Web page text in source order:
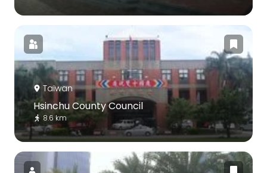
Taïwan
Hsinchu County Council
8.6 km